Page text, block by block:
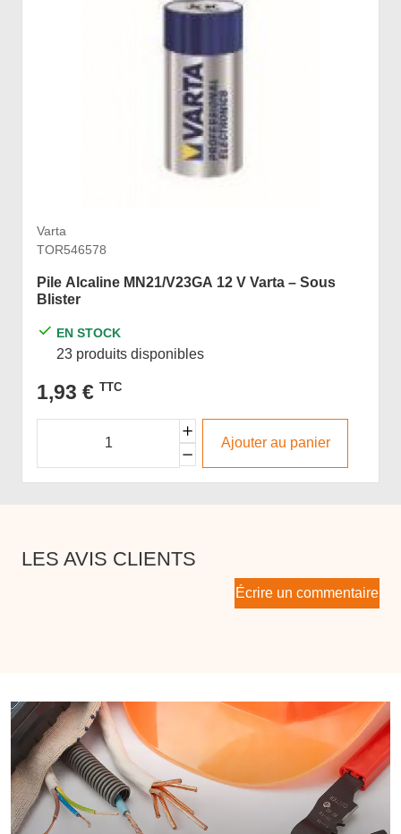
Varta
TOR546578
Pile Alcaline MN21/V23GA 12 V Varta – Sous
Blister
EN STOCK
23 produits disponibles
1,93 € TTC
Ajouter au panier
LES AVIS CLIENTS
Écrire un commentaire